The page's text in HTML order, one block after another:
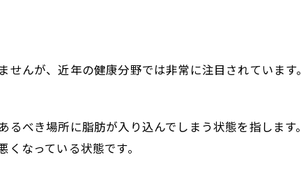
せんが、近年の健康分野では非常に注目されています。
るべき場所に脂肪が入り込んでしまう状態を指します。
なっている状態です。